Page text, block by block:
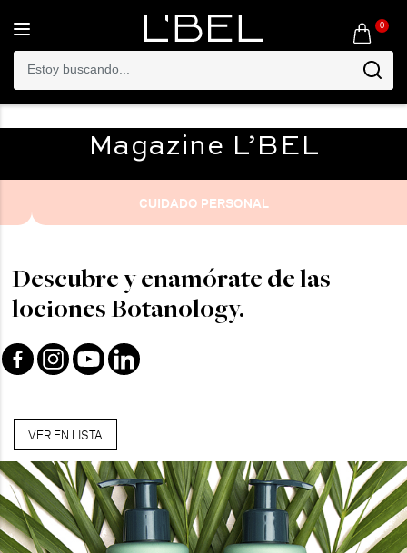
0
Magazine L’BEL
CUIDADO PERSONAL
Descubre y enamórate de las
lociones Botanology.
VER EN LISTA